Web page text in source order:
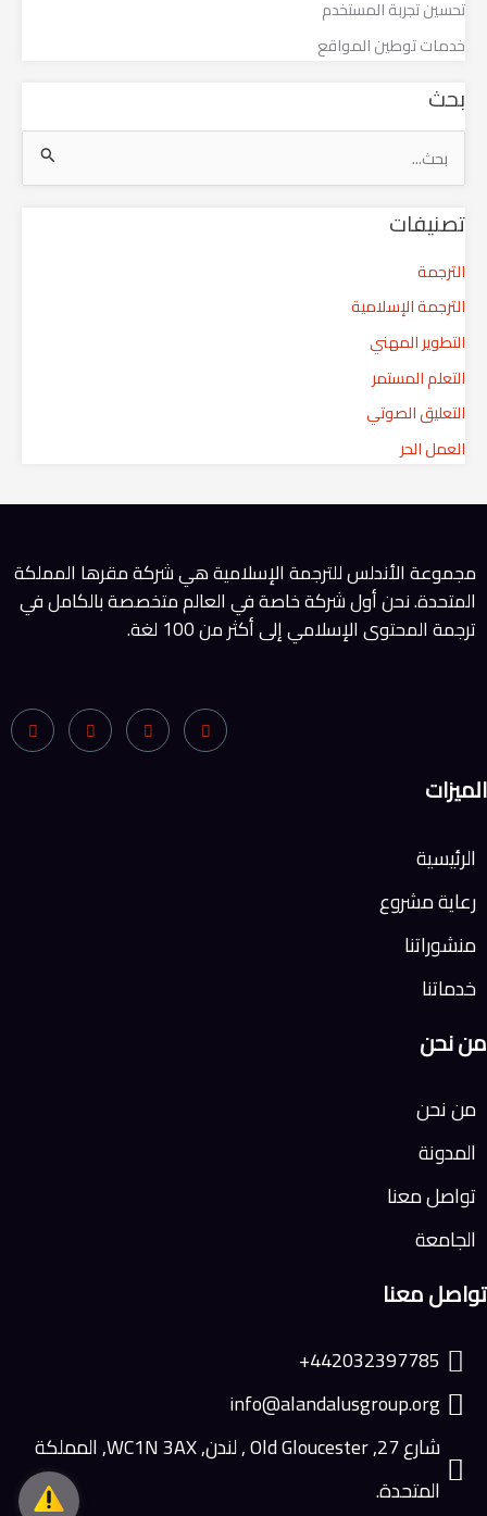
تحسين تجربة المستخدم
خدمات توطين المواقع
بحث
ل
ب
ث
ع
ن
:
تصنيفات
الترجمة
الترجمة الإسلامية
التطوير المهني
التعلم المستمر
التعليق الصوتي
العمل الحر
مجموعة الأندلس للترجمة الإسلامية هي شركة مقرها المملكة
المتحدة. نحن أول شركة خاصة في العالم متخصصة بالكامل في
ترجمة المحتوى الإسلامي إلى أكثر من 100 لغة.
الميزات
الرئيسية
رعاية مشروع
منشوراتنا
خدماتنا
من نحن
من نحن
المدونة
تواصل معنا
الجامعة
تواصل معنا
442032397785+
info@alandalusgroup.org
شارع 27, Old Gloucester , لندن, WC1N 3AX, المملكة
المتحدة.